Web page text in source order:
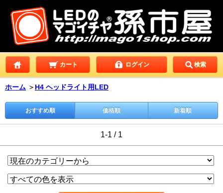
カート ログイン 検索
ホーム ＞ H4 ヘッドライト用LED
おすすめ順 価格順 新着順
1-1 / 1